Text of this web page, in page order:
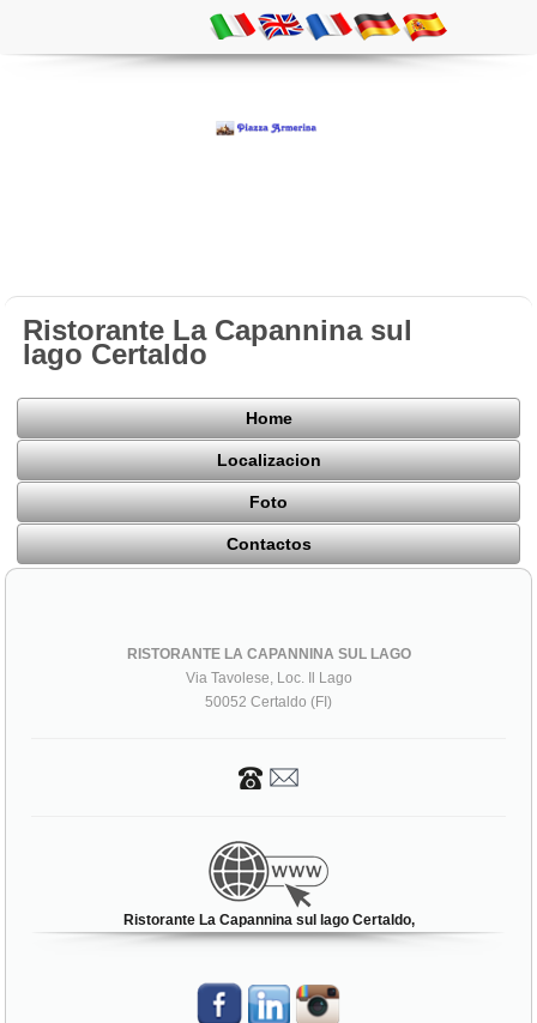
Ristorante La Capannina sul
lago Certaldo
Home
Localizacion
Foto
Contactos
RISTORANTE LA CAPANNINA SUL LAGO
Via Tavolese, Loc. Il Lago
50052 Certaldo (FI)
Ristorante La Capannina sul lago Certaldo,